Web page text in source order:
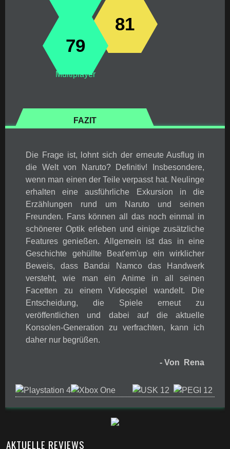
81
79
Multiplayer
FAZIT
Die Frage ist, lohnt sich der erneute Ausflug in
die Welt von Naruto? Definitiv! Insbesondere,
wenn man einen der Teile verpasst hat. Neulinge
erhalten eine ausführliche Exkursion in die
Erzählungen rund um Naruto und seinen
Freunden. Fans können all das noch einmal in
schönerer Optik erleben und einige zusätzliche
Features genießen. Allgemein ist das in eine
Geschichte gehüllte Beat'em'up ein wirklicher
Beweis, dass Bandai Namco das Handwerk
versteht, wie man ein Anime in all seinen
Facetten zu einem Videospiel wandelt. Die
Entscheidung, die Spiele erneut zu
veröffentlichen und dabei auf die aktuelle
Konsolen-Generation zu verfrachten, kann ich
daher nur begrüßen.
- Von Rena
AKTUELLE REVIEWS